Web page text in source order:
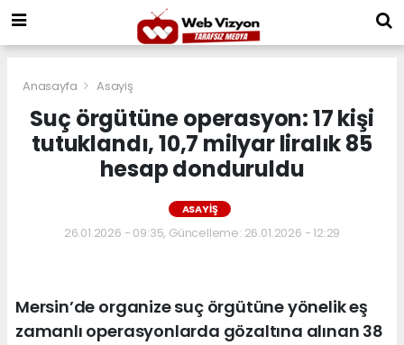
Anasayfa Asayiş
Suç örgütüne operasyon: 17 kişi
tutuklandı, 10,7 milyar liralık 85
hesap donduruldu
ASAYIŞ
26.01.2026 - 09:35, Güncelleme: 26.01.2026 - 12:29
Mersin’de organize suç örgütüne yönelik eş
zamanlı operasyonlarda gözaltına alınan 38